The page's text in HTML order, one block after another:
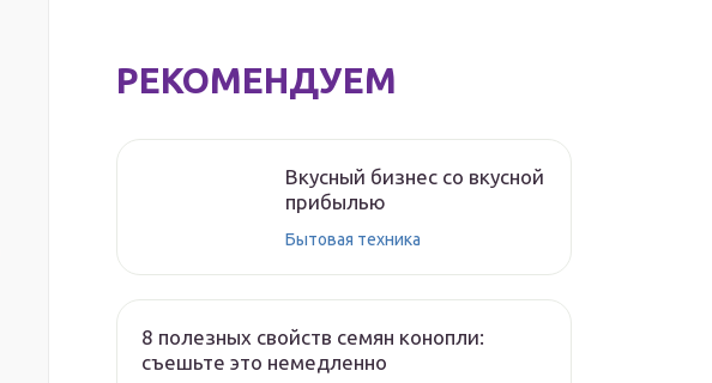
РЕКОМЕНДУЕМ
Вкусный бизнес со вкусной
прибылью
Бытовая техника
8 полезных свойств семян конопли:
съешьте это немедленно